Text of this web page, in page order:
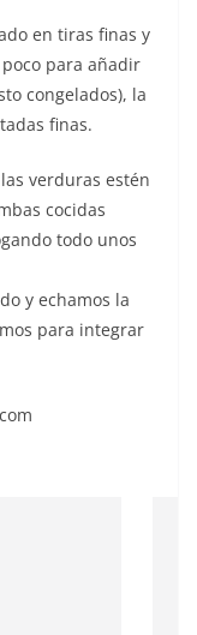
en tiras finas y
para añadir
congelados), la
finas.
verduras estén
cocidas
todo unos
y echamos la
para integrar